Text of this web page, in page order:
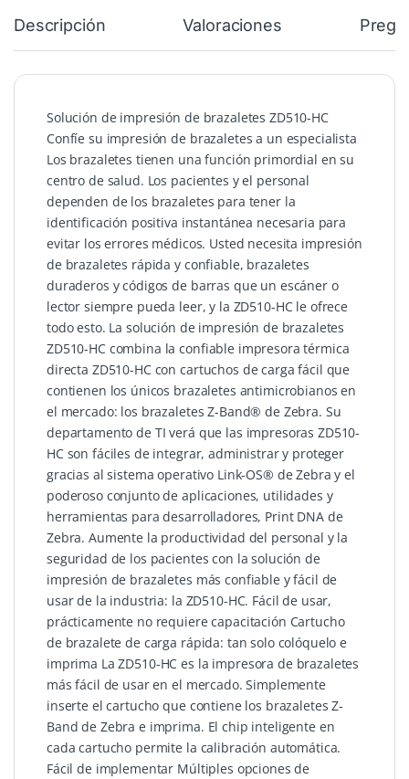
Descripción Valoraciones
Solución de impresión de brazaletes ZD510-HC
Confíe su impresión de brazaletes a un especialista
Los brazaletes tienen una función primordial en su
centro de salud. Los pacientes y el personal
dependen de los brazaletes para tener la
identificación positiva instantánea necesaria para
evitar los errores médicos. Usted necesita impresión
de brazaletes rápida y confiable, brazaletes
duraderos y códigos de barras que un escáner o
lector siempre pueda leer, y la ZD510-HC le ofrece
todo esto. La solución de impresión de brazaletes
ZD510-HC combina la confiable impresora térmica
directa ZD510-HC con cartuchos de carga fácil que
contienen los únicos brazaletes antimicrobianos en
el mercado: los brazaletes Z-Band® de Zebra. Su
departamento de TI verá que las impresoras ZD510-
HC son fáciles de integrar, administrar y proteger
gracias al sistema operativo Link-OS® de Zebra y el
poderoso conjunto de aplicaciones, utilidades y
herramientas para desarrolladores, Print DNA de
Zebra. Aumente la productividad del personal y la
seguridad de los pacientes con la solución de
impresión de brazaletes más confiable y fácil de
usar de la industria: la ZD510-HC. Fácil de usar,
prácticamente no requiere capacitación Cartucho
de brazalete de carga rápida: tan solo colóquelo e
imprima La ZD510-HC es la impresora de brazaletes
más fácil de usar en el mercado. Simplemente
inserte el cartucho que contiene los brazaletes Z-
Band de Zebra e imprima. El chip inteligente en
cada cartucho permite la calibración automática.
Fácil de implementar Múltiples opciones de